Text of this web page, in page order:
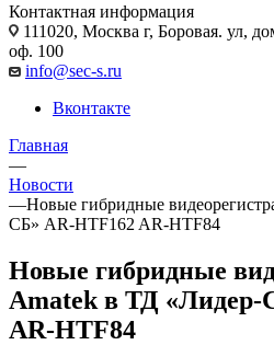
Контактная информация
111020, Москва г, Боровая. ул,
оф. 100
info@sec-s.ru
Вконтакте
Главная
—
Новости
—Новые гибридные
СБ» AR-HTF162 AR-HTF84
Новые гибридные
Amatek в ТД «Лидер-
AR-HTF84